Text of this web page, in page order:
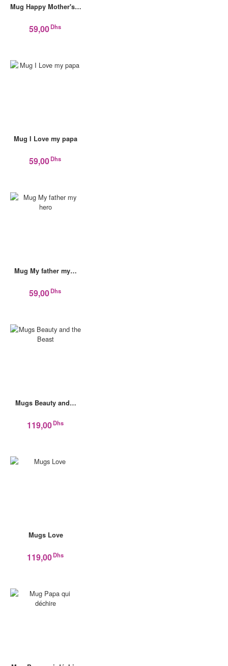
Mug Happy Mother's…
59,00Dhs
Mug I Love my papa
59,00Dhs
Mug My father my…
59,00Dhs
Mugs Beauty and…
119,00Dhs
Mugs Love
119,00Dhs